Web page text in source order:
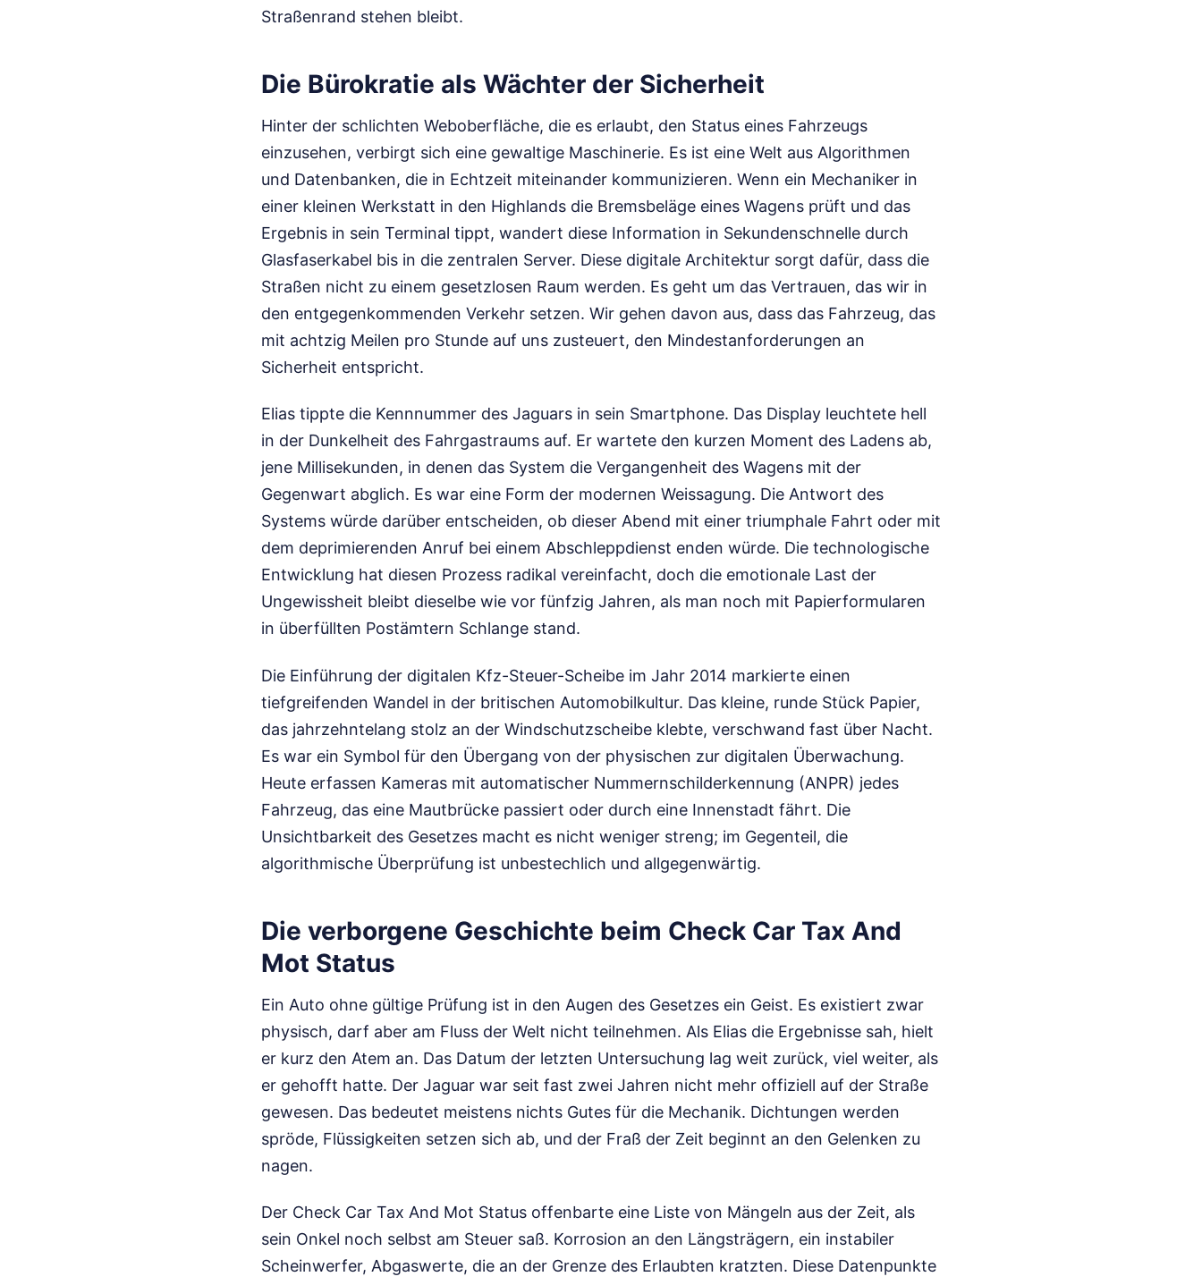
Straßenrand stehen bleibt.
Die Bürokratie als Wächter der Sicherheit
Hinter der schlichten Weboberfläche, die es erlaubt, den Status eines Fahrzeugs
einzusehen, verbirgt sich eine gewaltige Maschinerie. Es ist eine Welt aus Algorithmen
und Datenbanken, die in Echtzeit miteinander kommunizieren. Wenn ein Mechaniker in
einer kleinen Werkstatt in den Highlands die Bremsbeläge eines Wagens prüft und das
Ergebnis in sein Terminal tippt, wandert diese Information in Sekundenschnelle durch
Glasfaserkabel bis in die zentralen Server. Diese digitale Architektur sorgt dafür, dass die
Straßen nicht zu einem gesetzlosen Raum werden. Es geht um das Vertrauen, das wir in
den entgegenkommenden Verkehr setzen. Wir gehen davon aus, dass das Fahrzeug, das
mit achtzig Meilen pro Stunde auf uns zusteuert, den Mindestanforderungen an
Sicherheit entspricht.
Elias tippte die Kennnummer des Jaguars in sein Smartphone. Das Display leuchtete hell
in der Dunkelheit des Fahrgastraums auf. Er wartete den kurzen Moment des Ladens ab,
jene Millisekunden, in denen das System die Vergangenheit des Wagens mit der
Gegenwart abglich. Es war eine Form der modernen Weissagung. Die Antwort des
Systems würde darüber entscheiden, ob dieser Abend mit einer triumphale Fahrt oder mit
dem deprimierenden Anruf bei einem Abschleppdienst enden würde. Die technologische
Entwicklung hat diesen Prozess radikal vereinfacht, doch die emotionale Last der
Ungewissheit bleibt dieselbe wie vor fünfzig Jahren, als man noch mit Papierformularen
in überfüllten Postämtern Schlange stand.
Die Einführung der digitalen Kfz-Steuer-Scheibe im Jahr 2014 markierte einen
tiefgreifenden Wandel in der britischen Automobilkultur. Das kleine, runde Stück Papier,
das jahrzehntelang stolz an der Windschutzscheibe klebte, verschwand fast über Nacht.
Es war ein Symbol für den Übergang von der physischen zur digitalen Überwachung.
Heute erfassen Kameras mit automatischer Nummernschilderkennung (ANPR) jedes
Fahrzeug, das eine Mautbrücke passiert oder durch eine Innenstadt fährt. Die
Unsichtbarkeit des Gesetzes macht es nicht weniger streng; im Gegenteil, die
algorithmische Überprüfung ist unbestechlich und allgegenwärtig.
Die verborgene Geschichte beim Check Car Tax And
Mot Status
Ein Auto ohne gültige Prüfung ist in den Augen des Gesetzes ein Geist. Es existiert zwar
physisch, darf aber am Fluss der Welt nicht teilnehmen. Als Elias die Ergebnisse sah, hielt
er kurz den Atem an. Das Datum der letzten Untersuchung lag weit zurück, viel weiter, als
er gehofft hatte. Der Jaguar war seit fast zwei Jahren nicht mehr offiziell auf der Straße
gewesen. Das bedeutet meistens nichts Gutes für die Mechanik. Dichtungen werden
spröde, Flüssigkeiten setzen sich ab, und der Fraß der Zeit beginnt an den Gelenken zu
nagen.
Der Check Car Tax And Mot Status offenbarte eine Liste von Mängeln aus der Zeit, als
sein Onkel noch selbst am Steuer saß. Korrosion an den Längsträgern, ein instabiler
Scheinwerfer, Abgaswerte, die an der Grenze des Erlaubten kratzten. Diese Datenpunkte